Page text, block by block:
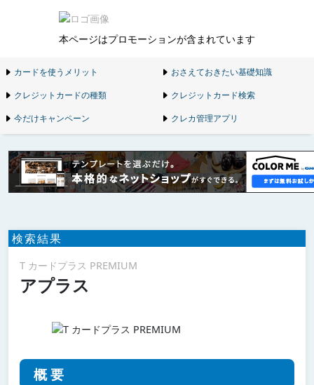
本ページはプロモーションが含まれています
カードを使うメリット
おさえておきたい基礎知識
クレジットカードの種類
クレジットカード検索
今だけキャンペーン
クレカ管理アプリ
検索結果
T カードプラス PREMIUM
アプラス
概要